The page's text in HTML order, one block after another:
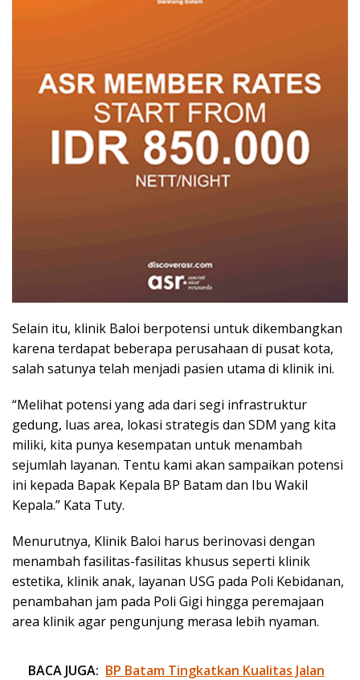
Selain itu, klinik Baloi berpotensi untuk dikembangkan
karena terdapat beberapa perusahaan di pusat kota,
salah satunya telah menjadi pasien utama di klinik ini.
“Melihat potensi yang ada dari segi infrastruktur
gedung, luas area, lokasi strategis dan SDM yang kita
miliki, kita punya kesempatan untuk menambah
sejumlah layanan. Tentu kami akan sampaikan potensi
ini kepada Bapak Kepala BP Batam dan Ibu Wakil
Kepala.” Kata Tuty.
Menurutnya, Klinik Baloi harus berinovasi dengan
menambah fasilitas-fasilitas khusus seperti klinik
estetika, klinik anak, layanan USG pada Poli Kebidanan,
penambahan jam pada Poli Gigi hingga peremajaan
area klinik agar pengunjung merasa lebih nyaman.
BACA JUGA: BP Batam Tingkatkan Kualitas Jalan